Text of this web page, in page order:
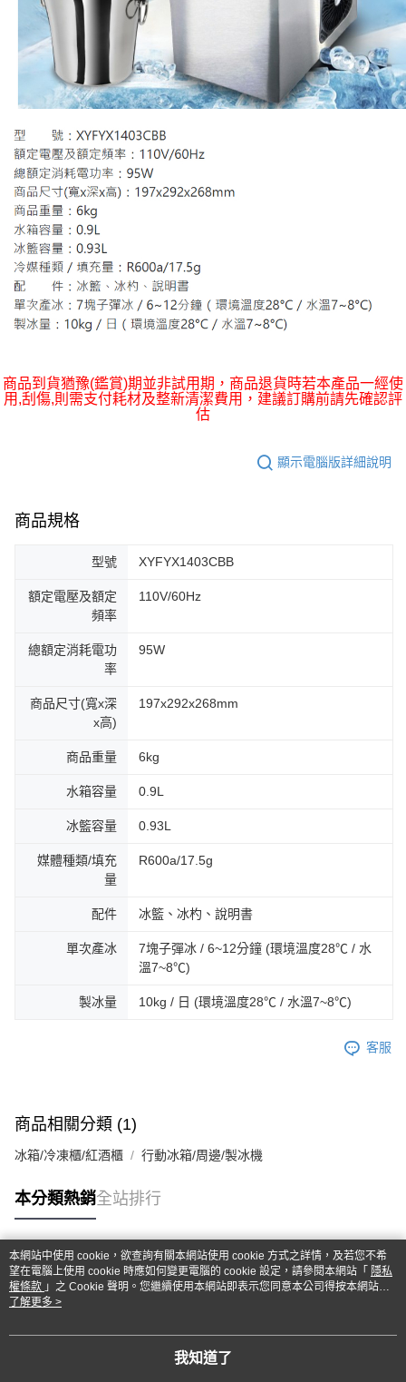
商品到貨猶豫(鑑賞)期並非試用期，商品退貨時若本產品一經使
用,刮傷,則需支付耗材及整新清潔費用，建議訂購前請先確認評
估
顯示電腦版詳細說明
商品規格
型號 XYFYX1403CBB
額定電壓及額定
頻率
110V/60Hz
總額定消耗電功
率
95W
商品尺寸(寬x深
x高)
197x292x268mm
商品重量 6kg
水箱容量 0.9L
冰籃容量 0.93L
媒體種類/填充
量
R600a/17.5g
配件 冰籃、冰杓、說明書
單次產冰
7塊子彈冰 / 6~12分鐘 (環境溫度28℃ / 水
溫7~8℃)
製冰量 10kg / 日 (環境溫度28℃ / 水溫7~8℃)
客服
商品相關分類 (1)
冰箱/冷凍櫃/紅酒櫃 行動冰箱/周邊/製冰機
本分類熱銷全站排行
熱門標籤
本網站中使用 cookie，欲查詢有關本網站使用 cookie 方式之詳情，及若您不希
望在電腦上使用 cookie 時應如何變更電腦的 cookie 設定，請參閱本網站「 隱私
權條款 」之 Cookie 聲明。您繼續使用本網站即表示您同意本公司得按本網站使
用條款之 Cookie 聲明使用 cookie。
了解更多 >
我知道了